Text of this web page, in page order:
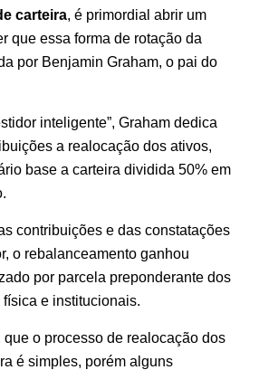
carteira, é primordial abrir um
que essa forma de rotação da
por Benjamin Graham, o pai do
inteligente”, Graham dedica
a realocação dos ativos,
base a carteira dividida 50% em
contribuições e das constatações
o rebalanceamento ganhou
por parcela preponderante dos
e institucionais.
que o processo de realocação dos
é simples, porém alguns